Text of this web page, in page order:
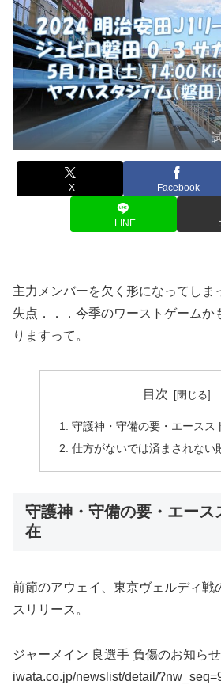
X Facebook
LINE
主力メンバーを欠く形になってしま
失点．．．今季のワーストゲームか
りますって。
目次
守護神・守備の要・エースス
仕方がないでは済まされない
守護神・守備の要・エース
在
前節のアウェイ、東京ヴェルディ戦
スリリース。
ジャーメイン 良選手 負傷のお知ら
iwata.co.jp/newslist/detail/